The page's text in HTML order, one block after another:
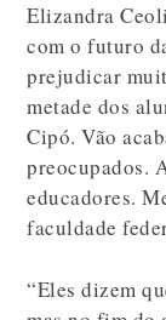
Elizandra
com o futuro
prejudicar
metade dos
Cipó. Vão
preocupados.
educadores.
faculdade
“Eles dizem